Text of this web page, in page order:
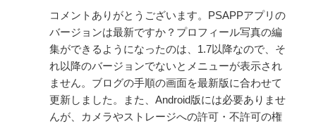
コメントありがとうございます。PSAPPアプリの
バージョンは最新ですか？プロフィール写真の編
集ができるようになったのは、1.7以降なので、そ
れ以降のバージョンでないとメニューが表示され
ません。ブログの手順の画面を最新版に合わせて
更新しました。また、Android版には必要ありませ
んが、カメラやストレージへの許可・不許可の権